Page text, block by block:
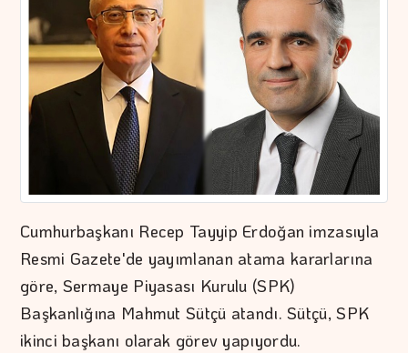
Cumhurbaşkanı Recep Tayyip Erdoğan imzasıyla
Resmi Gazete'de yayımlanan atama kararlarına
göre, Sermaye Piyasası Kurulu (SPK)
Başkanlığına Mahmut Sütçü atandı. Sütçü, SPK
ikinci başkanı olarak görev yapıyordu.